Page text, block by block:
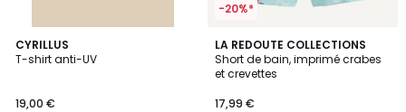
CYRILLUS
T-shirt anti-UV
19,00 €
-20%*
LA REDOUTE COLLECTIONS
Short de bain, imprimé crabes
et crevettes
17,99 €